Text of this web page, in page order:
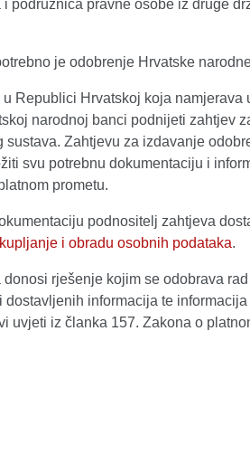
podružnica pravne osobe iz druge
je odobrenje Hrvatske
Republici Hrvatskoj koja namjerava
narodnoj banci podnijeti zahtjev
sustava. Zahtjevu za izdavanje
svu potrebnu dokumentaciju i
prometu.
podnositelj zahtjeva
i obradu osobnih podataka.
rješenje kojim se odobrava
dostavljenih informacija te
uvjeti iz članka 157. Zakona o